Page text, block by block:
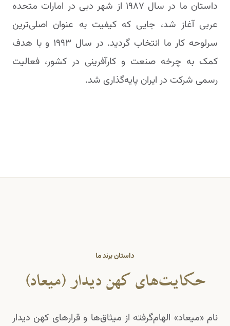
داستان ما در سال ۱۹۸۷ از شهر دبی در امارات متحده
عربی آغاز شد، جایی که کیفیت به عنوان اصلی‌ترین
سرلوحه کار ما انتخاب گردید. در سال ۱۹۹۳ و با هدف
کمک به چرخه صنعت و کارآفرینی در کشور، فعالیت
رسمی شرکت در ایران پایه‌گذاری شد.
داستان برند ما
حکایت‌های کهن دیدار (میعاد)
نام «میعاد» الهام‌گرفته از میثاق‌ها و قرارهای کهن دیدار